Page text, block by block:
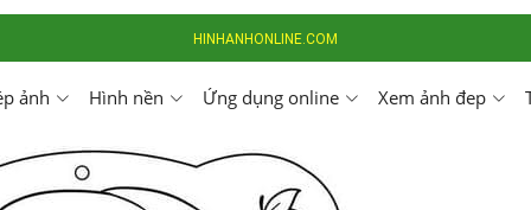
HINHANHONLINE.COM
ảnh Hình nền Ứng dụng online Xem ảnh đep